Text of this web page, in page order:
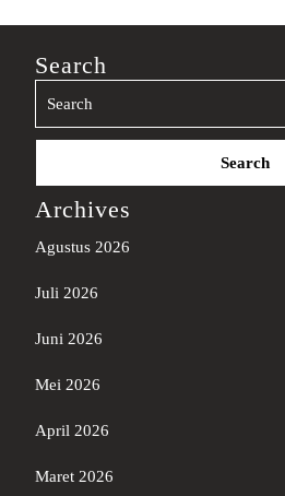
Search
Search
Archives
Agustus 2026
Juli 2026
Juni 2026
Mei 2026
April 2026
Maret 2026